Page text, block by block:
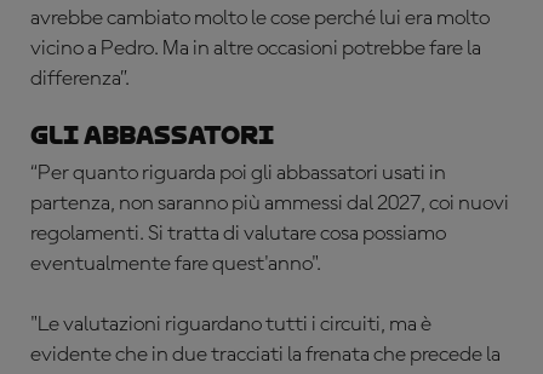
avrebbe cambiato molto le cose perché lui era molto
vicino a Pedro. Ma in altre occasioni potrebbe fare la
differenza”.
Gli abbassatori
“Per quanto riguarda poi gli abbassatori usati in
partenza, non saranno più ammessi dal 2027, coi nuovi
regolamenti. Si tratta di valutare cosa possiamo
eventualmente fare quest'anno".
"Le valutazioni riguardano tutti i circuiti, ma è
evidente che in due tracciati la frenata che precede la